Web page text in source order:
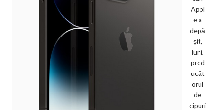
Appl
e a
depă
șit,
luni,
prod
ucăt
orul
de
cipuri